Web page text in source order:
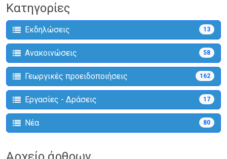
Κατηγορίες
Εκδηλώσεις 13
Ανακοινώσεις 58
Γεωργικές προειδοποιήσεις 162
Εργασίες - Δράσεις 17
Νέα 80